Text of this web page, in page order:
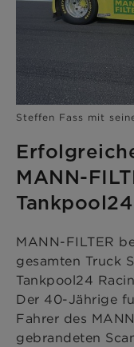
Steffen Fass mit
MANN-
MANN-FILTER
gesamten Truck
Tankpool24
Der 40-Jährige
Fahrer des
gebrandeten